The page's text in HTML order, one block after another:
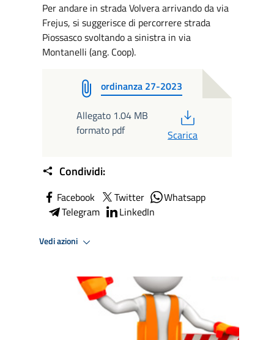
Per andare in strada Volvera arrivando da via
Frejus, si suggerisce di percorrere strada
Piossasco svoltando a sinistra in via
Montanelli (ang. Coop).
ordinanza 27-2023
Allegato 1.04 MB
formato pdf
Scarica
Condividi:
Facebook Twitter
Whatsapp
Telegram
LinkedIn
Vedi azioni